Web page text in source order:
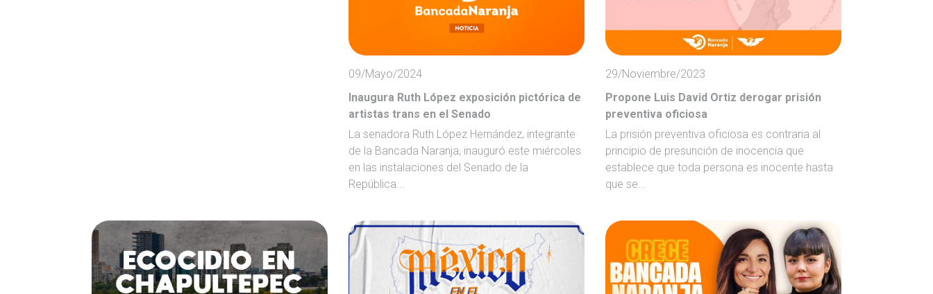
09/Mayo/2024
Inaugura Ruth López exposición pictórica de
artistas trans en el Senado
La senadora Ruth López Hernández, integrante
de la Bancada Naranja, inauguró este miércoles
en las instalaciones del Senado de la
República...
29/Noviembre/2023
Propone Luis David Ortiz derogar prisión
preventiva oficiosa
La prisión preventiva oficiosa es contraria al
principio de presunción de inocencia que
establece que toda persona es inocente hasta
que se...